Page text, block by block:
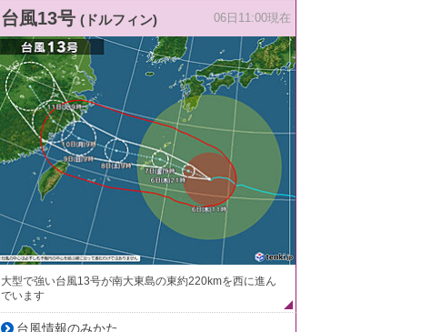
台風13号 (ドルフィン) 06日11:00現在
大型で強い台風13号が南大東島の東約220kmを西に進ん
でいます
台風情報のみかた